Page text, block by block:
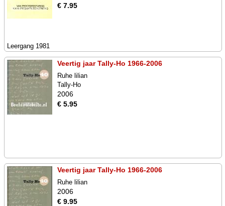
€ 7.95
Leergang 1981
Veertig jaar Tally-Ho 1966-2006
Ruhe lilian
Tally-Ho
2006
€ 5.95
Veertig jaar Tally-Ho 1966-2006
Ruhe lilian
2006
€ 9.95